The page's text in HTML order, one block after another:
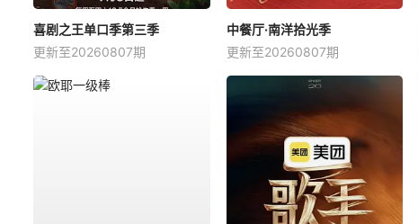
喜剧之王单口季第三季
更新至20260807期
中餐厅·南洋拾光季
更新至20260807期